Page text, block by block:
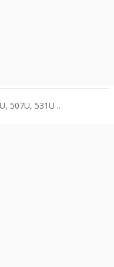
507U, 531U ..